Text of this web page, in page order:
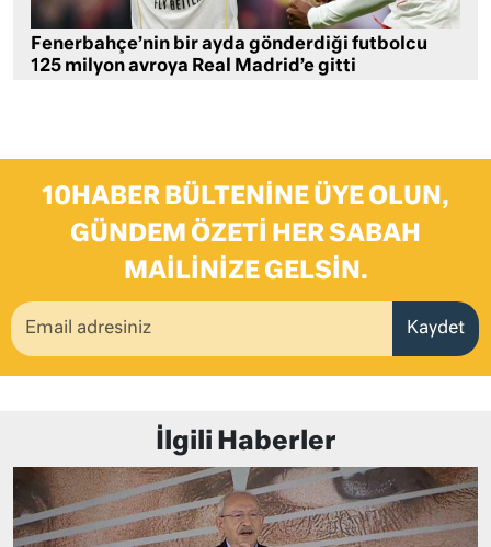
Fenerbahçe’nin bir ayda gönderdiği futbolcu
125 milyon avroya Real Madrid’e gitti
10HABER BÜLTENINE ÜYE OLUN,
GÜNDEM ÖZETI HER SABAH
MAILINIZE GELSIN.
Kaydet
İlgili Haberler